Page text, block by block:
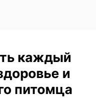
каждый
и
питомца